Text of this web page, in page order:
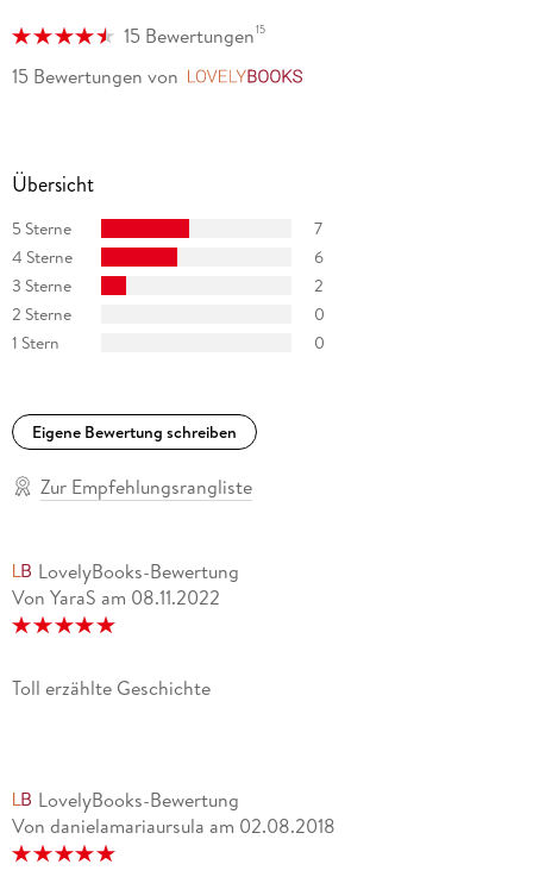
15 Bewertungen15
15 Bewertungen von
Übersicht
5 Sterne
7
4 Sterne
6
3 Sterne
2
2 Sterne
0
1 Stern
0
Eigene Bewertung schreiben
Zur Empfehlungsrangliste
LovelyBooks-Bewertung
Von YaraS am 08.11.2022
Toll erzählte Geschichte
LovelyBooks-Bewertung
Von danielamariaursula am 02.08.2018